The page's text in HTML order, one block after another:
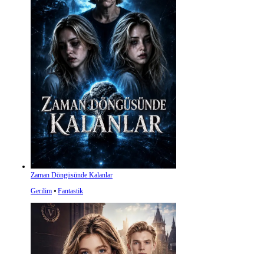
Zaman Döngüsünde Kalanlar
Gerilim ⦁ Fantastik